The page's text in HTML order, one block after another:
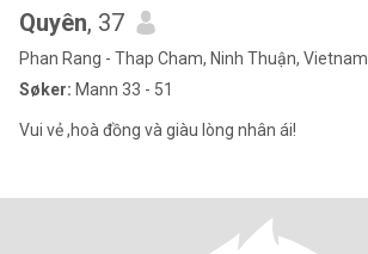
Quyên, 37
Phan Rang - Thap Cham, Ninh Thuận, Vietnam
Søker: Mann 33 - 51
Vui vẻ ,hoà đồng và giàu lòng nhân ái!